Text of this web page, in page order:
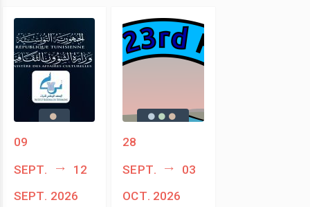
09
sept.
12
sept. 2026
28
sept.
03
oct. 2026